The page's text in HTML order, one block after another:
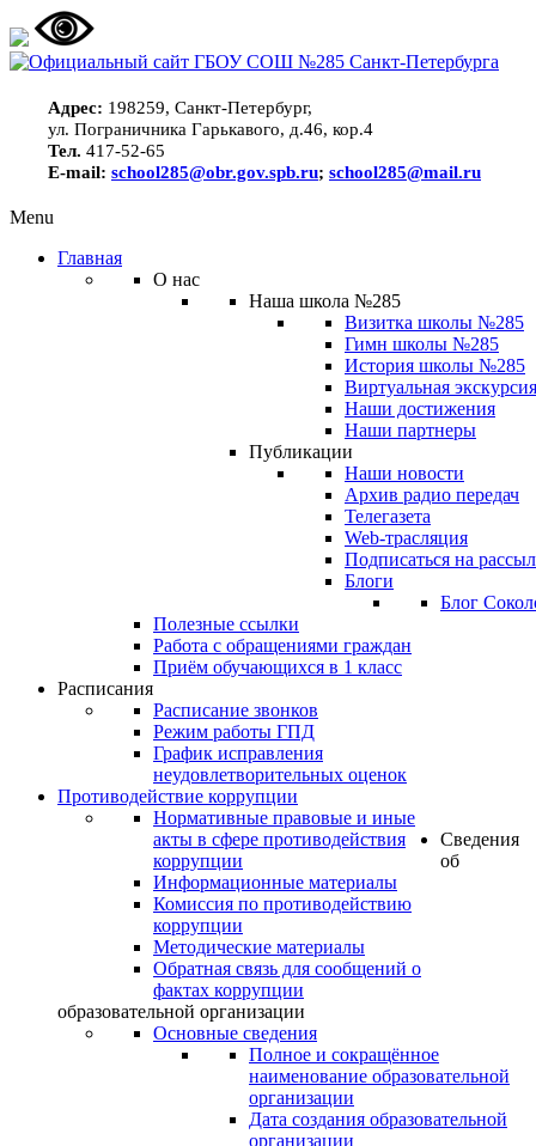
Адрес: 198259, Санкт-Петербург,
ул. Пограничника Гарькавого, д.46, кор.4
Тел. 417-52-65
E-mail: school285@obr.gov.spb.ru; school285@mail.ru
Menu
Главная
О нас
Наша школа №285
Визитка школы №285
Гимн школы №285
История школы №285
Виртуальная
Наши достижения
Наши партнеры
Публикации
Наши новости
Архив радио передач
Телегазета
Web-трасляция
Подписаться на
Блоги
Блог
Полезные ссылки
Работа с обращениями граждан
Приём обучающихся в 1 класс
Расписания
Расписание звонков
Режим работы ГПД
График исправления
неудовлетворительных оценок
Противодействие коррупции
Нормативные правовые и иные
акты в сфере противодействия
коррупции
Информационные материалы
Комиссия по противодействию
коррупции
Методические материалы
Обратная связь для сообщений о
фактах коррупции
Сведения
об
образовательной организации
Основные сведения
Полное и сокращённое
наименование образовательной
организации
Дата создания образовательной
организации